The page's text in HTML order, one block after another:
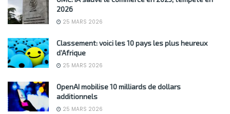
2026
25 MARS 2026
Classement: voici les 10 pays les plus heureux
d’Afrique
25 MARS 2026
OpenAI mobilise 10 milliards de dollars
additionnels
25 MARS 2026